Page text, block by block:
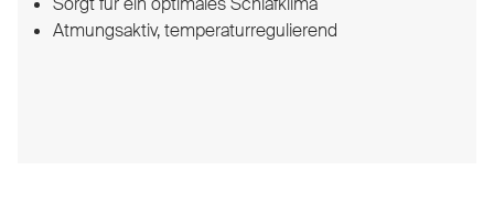
Atmungsaktiv, temperaturregulierend